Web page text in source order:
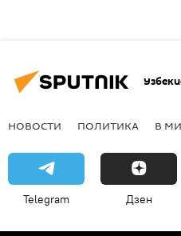
НОВОСТИ ПОЛИТИКА В
Telegram Дзен